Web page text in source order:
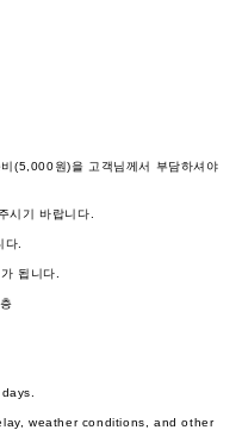
(5,000원)을 고객님께서 부담하셔야
시기 바랍니다.
.
됩니다.
weather conditions, and other